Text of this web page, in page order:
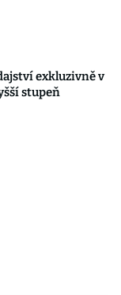
exkluzivně v
stupeň